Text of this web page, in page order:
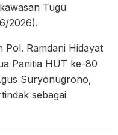
Tugu
2026).
Pol. Ramdani Hidayat
Panitia HUT ke-80
Suryonugroho,
sebagai